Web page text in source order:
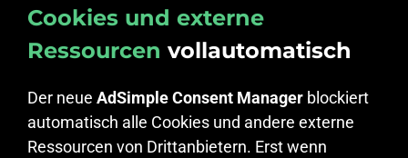
Cookies und externe
Ressourcen vollautomatisch
Der neue AdSimple Consent Manager blockiert
automatisch alle Cookies und andere externe
Ressourcen von Drittanbietern. Erst wenn